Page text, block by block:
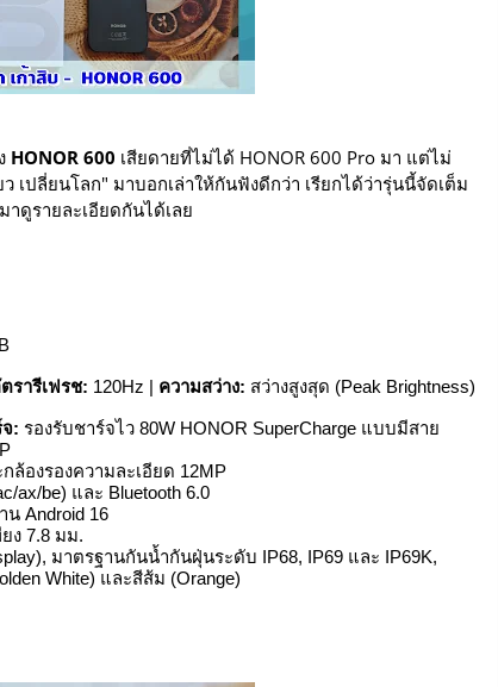
HONOR 600 เสียดายที่ไม่ได้ HONOR 600 Pro มา แต่ไม่
เปลี่ยนโลก" มาบอกเล่าให้กันฟังดีกว่า เรียกได้ว่ารุ่นนี้จัดเต็ม
ดูรายละเอียดกันได้เลย
รารีเฟรช: 120Hz | ความสว่าง: สว่างสูงสุด (Peak Brightness)
: รองรับชาร์จไว 80W HONOR SuperCharge แบบมีสาย
ล้องรองความละเอียด 12MP
ax/be) และ Bluetooth 6.0
Android 16
ง 7.8 มม.
, มาตรฐานกันน้ำกันฝุ่นระดับ IP68, IP69 และ IP69K,
White) และสีส้ม (Orange)